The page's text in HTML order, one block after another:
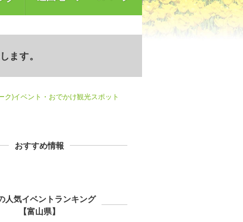
ます。
)イベント・おでかけ観光スポット
おすすめ情報
人気イベントランキング
【富山県】